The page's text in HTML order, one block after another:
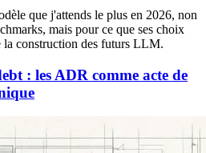
que j'attends le plus en 2026, non
mais pour ce que ses choix
la construction des futurs LLM.
: les ADR comme acte de